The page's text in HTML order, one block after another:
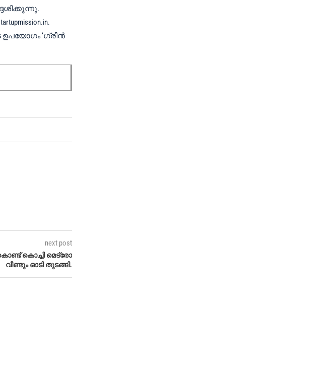
‘ഗ്രീൻ
next post
കൊച്ചി മെട്രോ
വീണ്ടും ഓടി തുടങ്ങി.